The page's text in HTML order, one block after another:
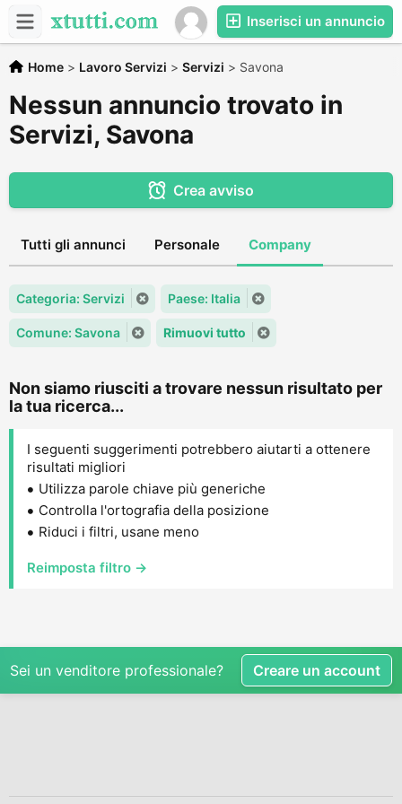
Inserisci un annuncio
Home > Lavoro Servizi > Servizi > Savona
Nessun annuncio trovato in
Servizi, Savona
Crea avviso
Tutti gli annunci Personale Company
Categoria: Servizi Paese: Italia
Comune: Savona Rimuovi tutto
Non siamo riusciti a trovare nessun risultato per
la tua ricerca...
I seguenti suggerimenti potrebbero aiutarti a ottenere
risultati migliori
Utilizza parole chiave più generiche
Controlla l'ortografia della posizione
Riduci i filtri, usane meno
Reimposta filtro →
Sei un venditore professionale? Creare un account